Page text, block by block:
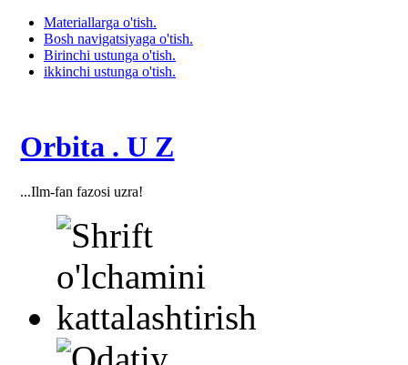
Materiallarga o'tish.
Bosh navigatsiyaga o'tish.
Birinchi ustunga o'tish.
ikkinchi ustunga o'tish.
Orbita . U Z
...Ilm-fan fazosi uzra!